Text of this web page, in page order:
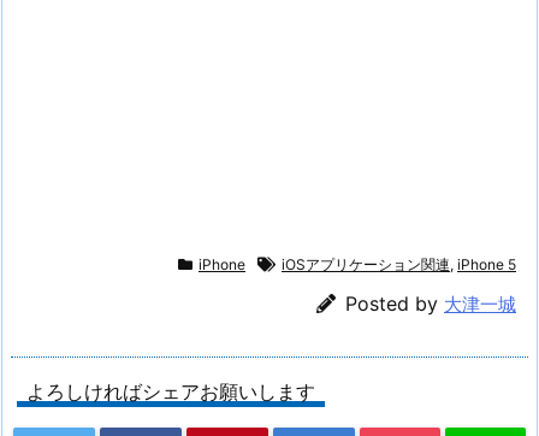
iPhone iOSアプリケーション関連, iPhone 5
Posted by 大津一城
よろしければシェアお願いします